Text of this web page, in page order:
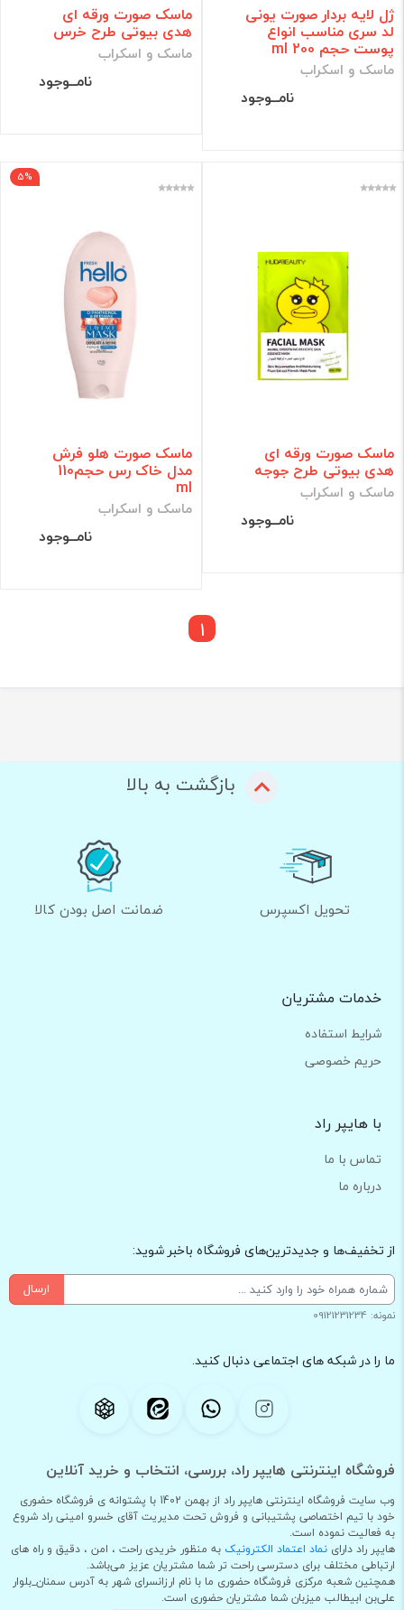
ژل لایه بردار صورت یونی
لد سری مناسب انواع
پوست حجم 200 ml
ماسک و اسکراب
نامــوجود
ماسک صورت ورقه ای
هدی بیوتی طرح خرس
ماسک و اسکراب
نامــوجود
ماسک صورت ورقه ای
هدی بیوتی طرح جوجه
ماسک و اسکراب
نامــوجود
5%
ماسک صورت هلو فرش
مدل خاک رس حجم110
ml
ماسک و اسکراب
نامــوجود
1
بازگشت به بالا
تحویل اکسپرس ضمانت اصل بودن کالا
خدمات مشتریان
شرایط استفاده
حریم خصوصی
با هایپر راد
تماس با ما
درباره ما
از تخفیف‌ها و جدیدترین‌های فروشگاه باخبر شوید:
ارسال
نمونه: 09121231234
ما را در شبکه های اجتماعی دنبال کنید.
فروشگاه اینترنتی هایپر راد، بررسی، انتخاب و خرید آنلاین
وب سایت فروشگاه اینترنتی هایپر راد از بهمن 1402 با پشتوانه ی فروشگاه حضوری
خود با تیم اختصاصی پشتیبانی و فروش تحت مدیریت آقای خسرو امینی راد شروع
به فعالیت نموده است.
هایپر راد دارای نماد اعتماد الکترونیک به منظور خریدی راحت ، امن ، دقیق و راه های
ارتباطی مختلف برای دسترسی راحت تر شما مشتریان عزیز می‌باشد.
همچنین شعبه مرکزی فروشگاه حضوری ما با نام ارزانسرای شهر به آدرس سمنان_بلوار
علی‌بن ابیطالب میزبان شما مشتریان حضوری است.